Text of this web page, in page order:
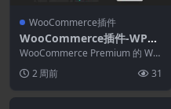
WooCommerce插件
WooCommerce插件-WPC
Product Tabs for WooCom
merce Premium 4.3.2
WooCommerce Premium 的 WP
C 产品标签确实是一个简单易用
的...2 周前 31